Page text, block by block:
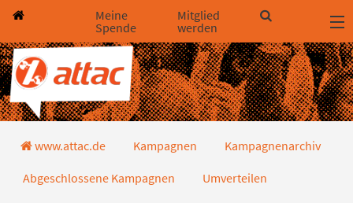
Direkt zum Hauptinhalt springen
Direkt zur Haupt-Navigation springen
Direkt zur Service-Navigation springen
Direkt zur Footer-Navigation springen
Direkt zum Footerinhalt springen
Meine
Spende
Mitglied
werden
Erbschaftssteuer
www.attac.de Kampagnen Kampagnenarchiv
Abgeschlossene Kampagnen Umverteilen